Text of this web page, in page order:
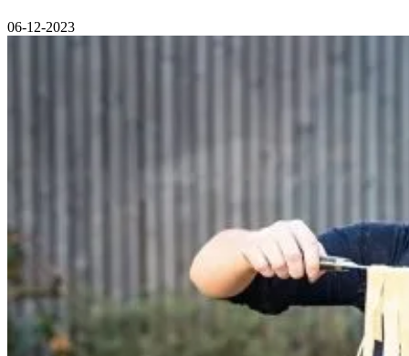
06-12-2023